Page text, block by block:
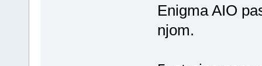
Enigma AIO
njom.